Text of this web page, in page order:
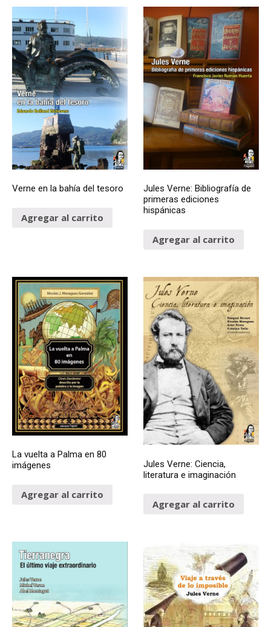
Verne en la bahía del tesoro
Agregar al carrito
Jules Verne: Bibliografía de
primeras ediciones
hispánicas
Agregar al carrito
La vuelta a Palma en 80
imágenes
Agregar al carrito
Jules Verne: Ciencia,
literatura e imaginación
Agregar al carrito